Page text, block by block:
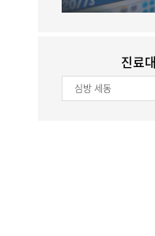
진료
심방 세동